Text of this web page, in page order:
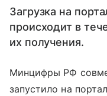
Загрузка на
происходит в
их получения.
Минцифры РФ
запустило на